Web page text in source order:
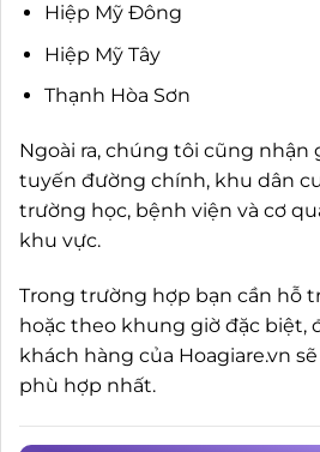
Hiệp Mỹ Đông
Hiệp Mỹ Tây
Thạnh Hòa Sơn
Ngoài ra, chúng tôi cũng nhận
tuyến đường chính, khu dân
trường học, bệnh viện và cơ
khu vực.
Trong trường hợp bạn cần hỗ
hoặc theo khung giờ đặc biệt,
khách hàng của Hoagiare.vn
phù hợp nhất.